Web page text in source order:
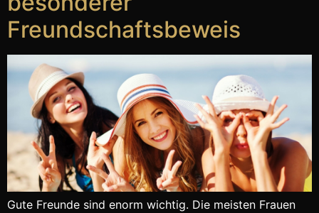
Freundschaftsbeweis
Gute Freunde sind enorm wichtig. Die meisten Frauen